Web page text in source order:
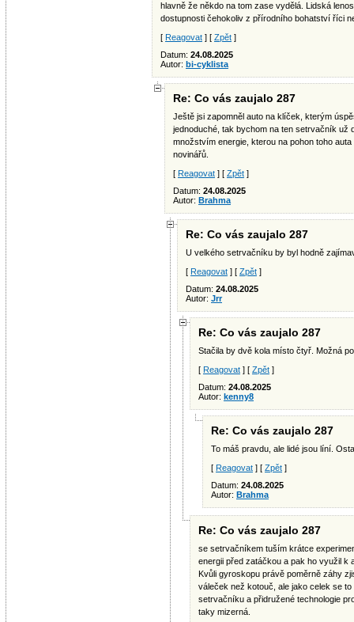
hlavně že někdo na tom zase vydělá. Lidská
dostupnosti čehokoliv z přírodního bohatství říci
[ Reagovat ] [ Zpět ]
Datum: 24.08.2025
Autor: bi-cyklista
Re: Co vás zaujalo 287
Ještě jsi zapomněl auto na klíček, kterým
jednoduché, tak bychom na ten setrvačník už
množstvím energie, kterou na pohon toho
novinářů.
[ Reagovat ] [ Zpět ]
Datum: 24.08.2025
Autor: Brahma
Re: Co vás zaujalo 287
U velkého setrvačníku by byl hodně
[ Reagovat ] [ Zpět ]
Datum: 24.08.2025
Autor: Jrr
Re: Co vás zaujalo 287
Stačila by dvě kola místo čtyř. Možná
[ Reagovat ] [ Zpět ]
Datum: 24.08.2025
Autor: kenny8
Re: Co vás zaujalo 287
To máš pravdu, ale lidé jsou líní.
[ Reagovat ] [ Zpět ]
Datum: 24.08.2025
Autor: Brahma
Re: Co vás zaujalo 287
se setrvačníkem tuším krátce
energii před zatáčkou a pak ho využil k
Kvůli gyroskopu právě poměrně záhy
váleček než kotouč, ale jako celek se
setrvačníku a přidružené technologie
taky mizerná.